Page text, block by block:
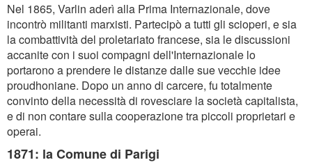
Nel 1865, Varlin aderì alla Prima Internazionale, dove
incontrò militanti marxisti. Partecipò a tutti gli scioperi, e sia
la combattività del proletariato francese, sia le discussioni
accanite con i suoi compagni dell'Internazionale lo
portarono a prendere le distanze dalle sue vecchie idee
proudhoniane. Dopo un anno di carcere, fu totalmente
convinto della necessità di rovesciare la società capitalista,
e di non contare sulla cooperazione tra piccoli proprietari e
operai.
1871: la Comune di Parigi